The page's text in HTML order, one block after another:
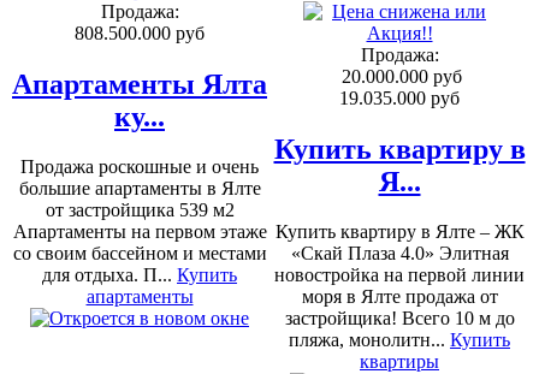
Продажа:
808.500.000 руб
Апартаменты Ялта
ку...
Продажа роскошные и очень
большие апартаменты в Ялте
от застройщика 539 м2
Апартаменты на первом этаже
со своим бассейном и местами
для отдыха. П... Купить
апартаменты
Продажа:
20.000.000 руб
19.035.000 руб
Купить квартиру в
Я...
Купить квартиру в Ялте – ЖК
«Скай Плаза 4.0» Элитная
новостройка на первой линии
моря в Ялте продажа от
застройщика! Всего 10 м до
пляжа, монолитн... Купить
квартиры